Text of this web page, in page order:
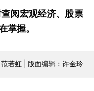
查阅宏观经济、股票
掌握。
若虹 | 版面编辑：许金玲